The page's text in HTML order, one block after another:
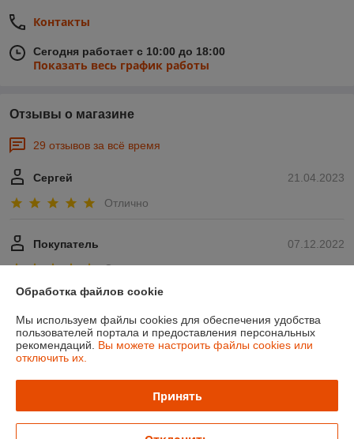
Контакты
Сегодня работает с 10:00 до 18:00
Показать весь график работы
Отзывы о магазине
29 отзывов за всё время
21.04.2023
Сергей
Отлично
07.12.2022
Покупатель
Отлично
Показать все отзывы
О нас
Доставка и оплата
Обработка файлов cookie
Мы используем файлы cookies для обеспечения удобства
пользователей портала и предоставления персональных
рекомендаций. Вы можете настроить файлы cookies или
отключить их.
Принять